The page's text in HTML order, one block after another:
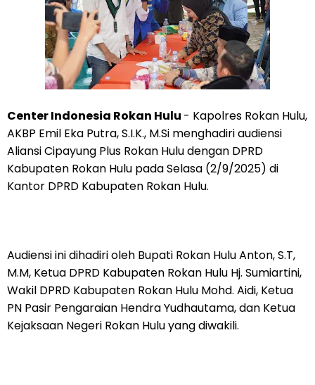
Center Indonesia Rokan Hulu - Kapolres Rokan Hulu,
AKBP Emil Eka Putra, S.I.K., M.Si menghadiri audiensi
Aliansi Cipayung Plus Rokan Hulu dengan DPRD
Kabupaten Rokan Hulu pada Selasa (2/9/2025) di
Kantor DPRD Kabupaten Rokan Hulu.
Audiensi ini dihadiri oleh Bupati Rokan Hulu Anton, S.T,
M.M, Ketua DPRD Kabupaten Rokan Hulu Hj. Sumiartini,
Wakil DPRD Kabupaten Rokan Hulu Mohd. Aidi, Ketua
PN Pasir Pengaraian Hendra Yudhautama, dan Ketua
Kejaksaan Negeri Rokan Hulu yang diwakili.